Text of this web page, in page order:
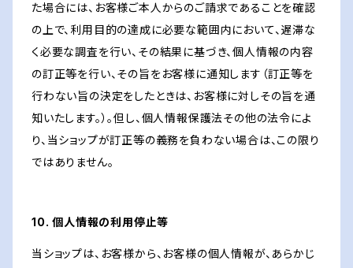
た場合には、お客様ご本人からのご請求であることを確認
の上で、利用目的の達成に必要な範囲内において、遅滞な
く必要な調査を行い、その結果に基づき、個人情報の内容
の訂正等を行い、その旨をお客様に通知します（訂正等を
行わない旨の決定をしたときは、お客様に対しその旨を通
知いたします。）。但し、個人情報保護法その他の法令によ
り、当ショップが訂正等の義務を負わない場合は、この限り
ではありません。
10. 個人情報の利用停止等
当ショップは、お客様から、お客様の個人情報が、あらかじ